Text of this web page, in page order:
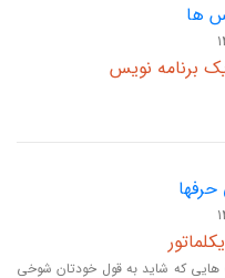
ها
برنامه نویس
که شاید به قول خودتان شوخی